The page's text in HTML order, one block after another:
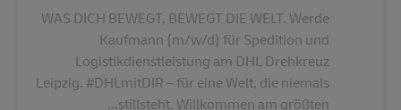
WAS DICH BEWEGT, BEWEGT DIE WELT. Werde
Kaufmann (m/w/d) für Spedition und
Logistikdienstleistung am DHL Drehkreuz
Leipzig. #DHLmitDIR – für eine Welt, die niemals
stillsteht. Willkommen am größten...